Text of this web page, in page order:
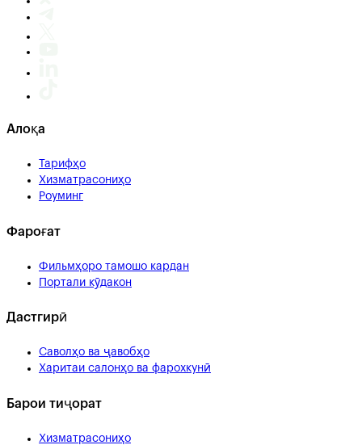
Алоқа
Тарифҳо
Хизматрасониҳо
Роуминг
Фароғат
Фильмҳоро тамошо кардан
Портали кӯдакон
Дастгирӣ
Саволҳо ва ҷавобҳо
Харитаи салонҳо ва фарохкунӣ
Барои тиҷорат
Хизматрасониҳо